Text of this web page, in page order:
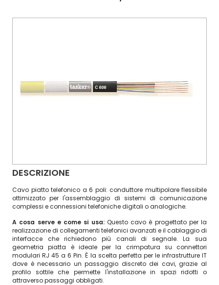
DESCRIZIONE
Cavo piatto telefonico a 6 poli: conduttore multipolare flessibile
ottimizzato per l'assemblaggio di sistemi di comunicazione
complessi e connessioni telefoniche digitali o analogiche.
A cosa serve e come si usa:Questo cavo è progettato per la
realizzazione di collegamenti telefonici avanzati e il cablaggio di
interfacce che richiedono più canali di segnale. La sua
geometria piatta è ideale per la crimpatura su connettori
modulari RJ 45 a 6 Pin. È la scelta perfetta per le infrastrutture IT
dove è necessario un passaggio discreto dei cavi, grazie al
profilo sottile che permette l'installazione in spazi ridotti o
attraverso passaggi obbligati.